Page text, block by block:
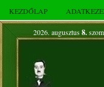
KEZDŐLAP
2026. augusztus 8.